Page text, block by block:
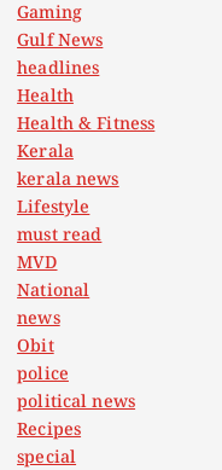
Gaming
Gulf News
headlines
Health
Health & Fitness
Kerala
kerala news
Lifestyle
must read
MVD
National
news
Obit
police
political news
Recipes
special